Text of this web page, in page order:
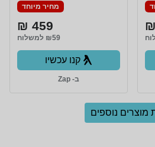
מחיר מיוחד
459 ₪
₪59 למשלוח
קנו עכשיו
ב- Zap
מוצרים נוספים